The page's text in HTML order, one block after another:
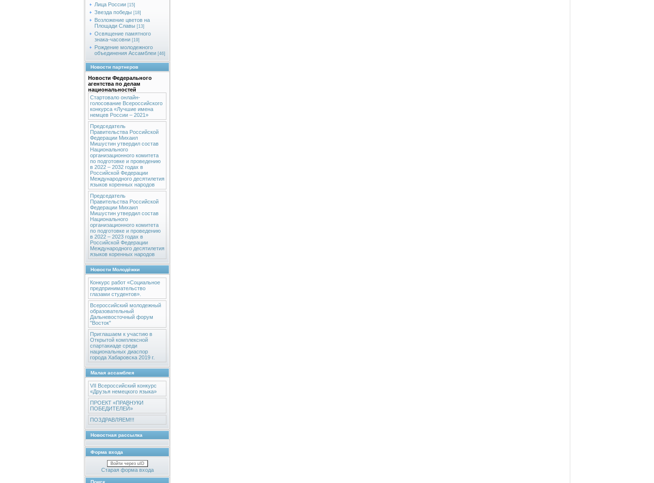
Лица России [15]
Звезда победы [18]
Возложение цветов на
Площади Славы [13]
Освящение памятного
знака-часовни [19]
Рождение молодежного
объединения Ассамблеи [46]
Новости партнеров
Новости Федерального
агентства по делам
национальностей
Стартовало онлайн-
голосование Всероссийского
конкурса «Лучшие имена
немцев России – 2021»
Председатель
Правительства Российской
Федерации Михаил
Мишустин утвердил состав
Национального
организационного комитета
по подготовке и проведению
в 2022 – 2032 годах в
Российской Федерации
Международного десятилетия
языков коренных народов
Председатель
Правительства Российской
Федерации Михаил
Мишустин утвердил состав
Национального
организационного комитета
по подготовке и проведению
в 2022 – 2023 годах в
Российской Федерации
Международного десятилетия
языков коренных народов
Новости Молодёжки
Конкурс работ «Социальное
предпринимательство
глазами студентов».
Всероссийский молодежный
образовательный
Дальневосточный форум
"Восток"
Приглашаем к участию в
Открытой комплексной
спартакиаде среди
национальных диаспор
города Хабаровска 2019 г.
Малая ассамблея
VII Всероссийский конкурс
«Друзья немецкого языка»
ПРОЕКТ «ПРАВНУКИ
ПОБЕДИТЕЛЕЙ»
ПОЗДРАВЛЯЕМ!!!
Новостная рассылка
Форма входа
Войти через uID
Старая форма входа
Поиск